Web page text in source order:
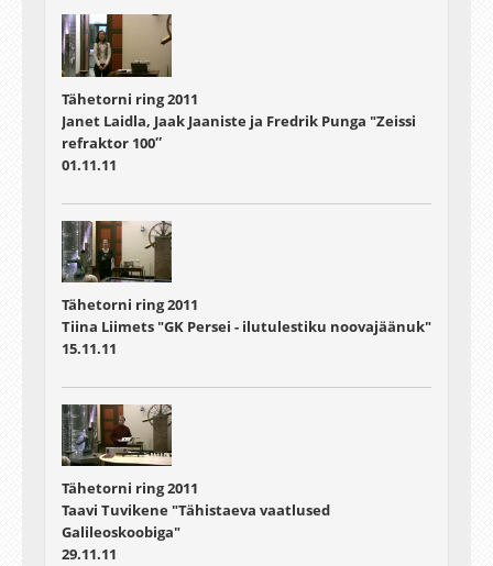
Tähetorni ring 2011
Janet Laidla, Jaak Jaaniste ja Fredrik Punga "Zeissi
refraktor 100″
01.11.11
Tähetorni ring 2011
Tiina Liimets "GK Persei - ilutulestiku noovajäänuk"
15.11.11
Tähetorni ring 2011
Taavi Tuvikene "Tähistaeva vaatlused
Galileoskoobiga"
29.11.11